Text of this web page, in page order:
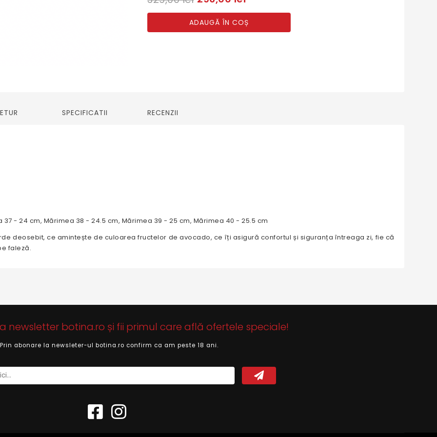
ADAUGĂ ÎN COȘ
SPECIFICATII RECENZII
- 24 cm, Mărimea 38 - 24.5 cm, Mărimea 39 - 25 cm, Mărimea 40 - 25.5 cm
deosebit, ce amintește de culoarea fructelor de avocado, ce îți asigură confortul și siguranța întreaga zi, fie că
faleză.
newsletter botina.ro și fii primul care află ofertele speciale!
Prin abonare la newsleter-ul botina.ro confirm ca am peste 18 ani.